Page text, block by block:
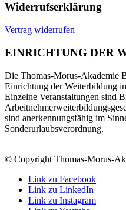
Widerrufserklärung
Vertrag widerrufen
EINRICHTUNG DER
Die Thomas-Morus-Akademie
Einrichtung der Weiterbildung
Einzelne Veranstaltungen sind
sind anerkennungsfähig im
Sonderurlaubsverordnung.
© Copyright Thomas-Morus-
Link zu Facebook
Link zu LinkedIn
Link zu Instagram